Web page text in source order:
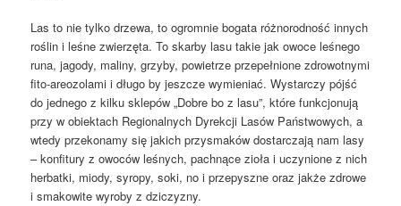
Las to nie tylko drzewa, to ogromnie bogata różnorodność innych
roślin i leśne zwierzęta. To skarby lasu takie jak owoce leśnego
runa, jagody, maliny, grzyby, powietrze przepełnione zdrowotnymi
fito-areozolami i długo by jeszcze wymieniać. Wystarczy pójść
do jednego z kilku sklepów „Dobre bo z lasu”, które funkcjonują
przy w obiektach Regionalnych Dyrekcji Lasów Państwowych, a
wtedy przekonamy się jakich przysmaków dostarczają nam lasy
– konfitury z owoców leśnych, pachnące zioła i uczynione z nich
herbatki, miody, syropy, soki, no i przepyszne oraz jakże zdrowe
i smakowite wyroby z dziczyzny. ­